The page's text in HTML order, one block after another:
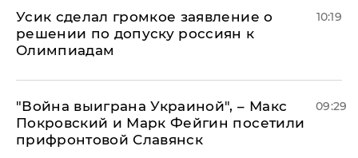
Усик сделал громкое заявление о
решении по допуску россиян к
Олимпиадам
10:19
"Война выиграна Украиной", – Макс
Покровский и Марк Фейгин посетили
прифронтовой Славянск
09:29